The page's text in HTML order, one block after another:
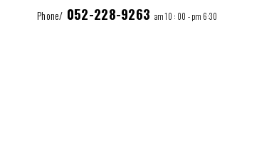
Phone/ 052-228-9263 am 10 : 00 - pm 6:30